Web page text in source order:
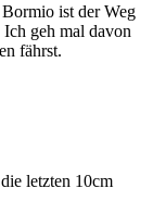
ist der Weg
geh mal davon
fährst.
letzten 10cm